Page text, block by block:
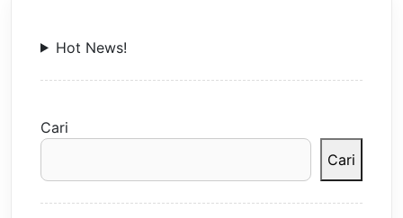
Hot News!
Cari
Cari